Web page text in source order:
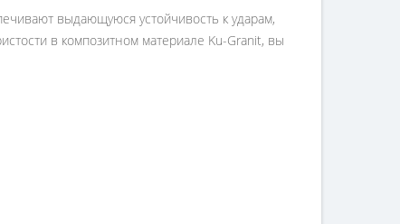
выдающуюся устойчивость к ударам,
в композитном материале Ku-Granit, вы